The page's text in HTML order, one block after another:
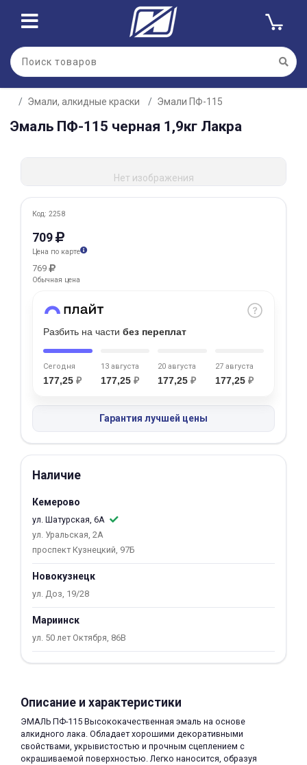
Эмали, алкидные краски Эмали ПФ-115
Эмаль ПФ-115 черная 1,9кг Лакра
Нет изображения
Код: 2258
709
Цена по карте
769
Обычная цена
Разбить на части без переплат
Сегодня
177,25 ₽
13 августа
177,25 ₽
20 августа
177,25 ₽
27 августа
177,25 ₽
Гарантия лучшей цены
Наличие
Кемерово
ул. Шатурская, 6А
ул. Уральская, 2А
проспект Кузнецкий, 97Б
Новокузнецк
ул. Доз, 19/28
Мариинск
ул. 50 лет Октября, 86В
Описание и характеристики
ЭМАЛЬ ПФ-115 Высококачественная эмаль на основе
алкидного лака. Обладает хорошими декоративными
свойствами, укрывистостью и прочным сцеплением с
окрашиваемой поверхностью. Легко наносится, образуя
Для клиентов всех банков
Разбейте
оплатуна части
без переплат
График платежей
Сегодня
25%
Добавляйте товары
в корзину
25% картой любого банка
Получайте товар
выбранный способом
Оставшиеся 75
списываться
по25%каждые 2 недели
Подробнее
об оплате Плайтом
раз в 2
недели
Остались вопросы?
8 800 302-02-51
plait.ru